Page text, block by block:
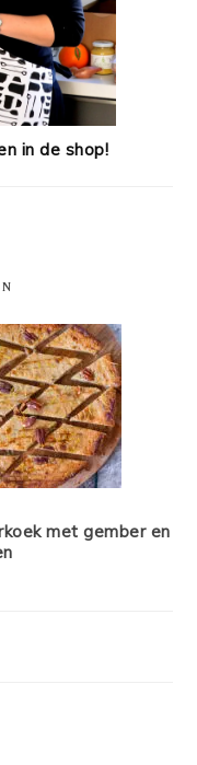
in de shop!
met gember en